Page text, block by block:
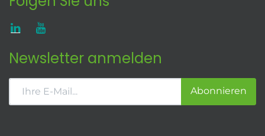
Newsletter anmelden
Abonnieren